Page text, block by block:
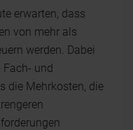
erwarten, dass
von mehr als
werden. Dabei
Fach- und
die Mehrkosten, die